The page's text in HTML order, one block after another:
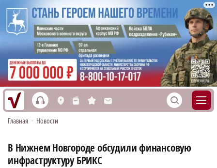
h L n s M S
Главная • Новости
В Нижнем Новгороде обсудили финансовую
инфраструктуру БРИКС